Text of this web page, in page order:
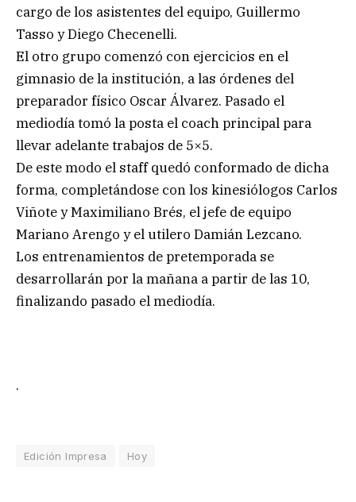
cargo de los asistentes del equipo, Guillermo
Tasso y Diego Checenelli.
El otro grupo comenzó con ejercicios en el
gimnasio de la institución, a las órdenes del
preparador físico Oscar Álvarez. Pasado el
mediodía tomó la posta el coach principal para
llevar adelante trabajos de 5×5.
De este modo el staff quedó conformado de dicha
forma, completándose con los kinesiólogos Carlos
Viñote y Maximiliano Brés, el jefe de equipo
Mariano Arengo y el utilero Damián Lezcano.
Los entrenamientos de pretemporada se
desarrollarán por la mañana a partir de las 10,
finalizando pasado el mediodía.
.
Edición Impresa Hoy